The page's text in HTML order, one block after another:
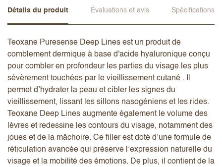
Détails du produit Évaluations et avis Spécifications
Teoxane Puresense Deep Lines est un produit de
comblement dermique à base d'acide hyaluronique conçu
pour combler en profondeur les parties du visage les plus
sévèrement touchées par le vieillissement cutané . Il
permet d’hydrater la peau et cibler les signes du
vieillissement, lissant les sillons nasogéniens et les rides.
Teoxane Deep Lines augmente également le volume des
lèvres et redessine les contours du visage, notamment des
joues et de la mâchoire. Ce filler est doté d’une formule de
réticulation avancée qui préserve l’expression naturelle du
visage et la mobilité des émotions. De plus, il contient de la